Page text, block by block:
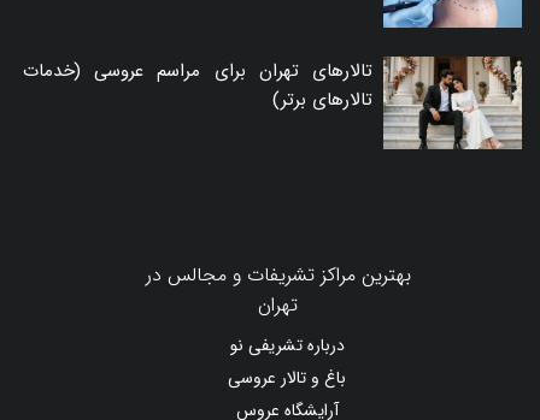
تالارهای تهران برای مراسم عروسی (خدمات
تالارهای برتر)
بهترین مراکز تشریفات و مجالس در
تهران
درباره تشریفی نو
باغ و تالار عروسی
آرایشگاه عروس